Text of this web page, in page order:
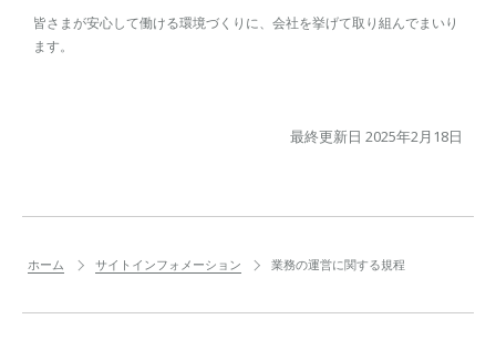
皆さまが安心して働ける環境づくりに、会社を挙げて取り組んでまいり
ます。
最終更新日 2025年2月18日
ホーム サイトインフォメーション 業務の運営に関する規程